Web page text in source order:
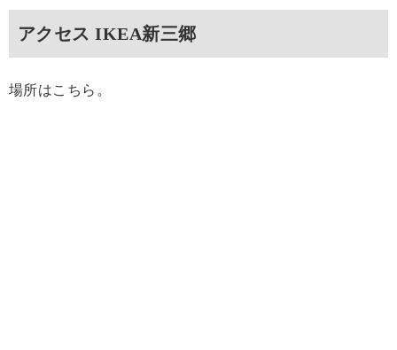
アクセス IKEA新三郷
場所はこちら。